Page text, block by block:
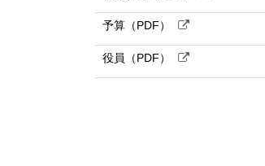
予算（PDF）
役員（PDF）